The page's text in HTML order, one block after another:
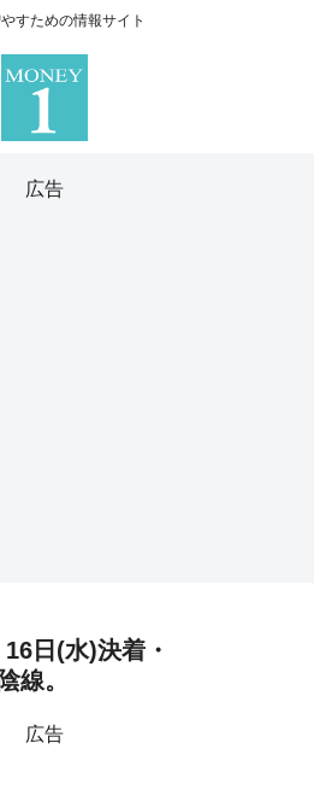
すための情報サイト
広告
日(水)決着・
線。
広告